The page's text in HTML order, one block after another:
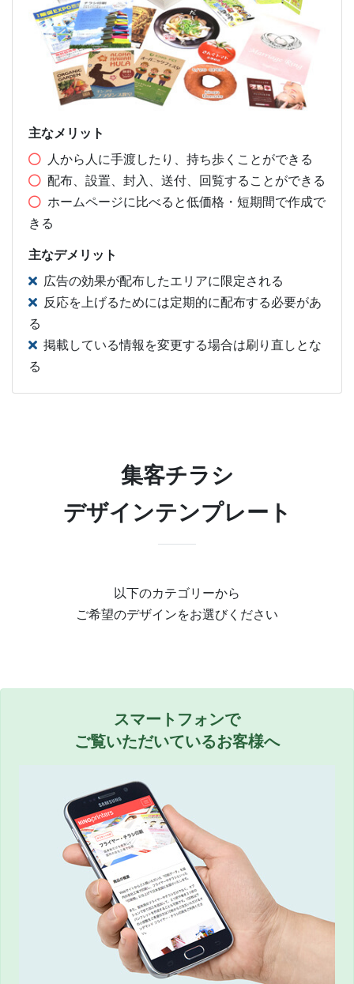
主なメリット
人から人に手渡したり、持ち歩くことができる
配布、設置、封入、送付、回覧することができる
ホームページに比べると低価格・短期間で作成で
きる
主なデメリット
広告の効果が配布したエリアに限定される
反応を上げるためには定期的に配布する必要があ
る
掲載している情報を変更する場合は刷り直しとな
る
集客チラシ
デザインテンプレート
以下のカテゴリーから
ご希望のデザインをお選びください
スマートフォンで
ご覧いただいているお客様へ